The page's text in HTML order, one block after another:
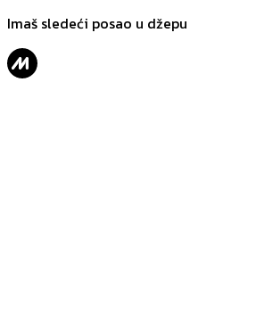
Imaš sledeći posao u džepu